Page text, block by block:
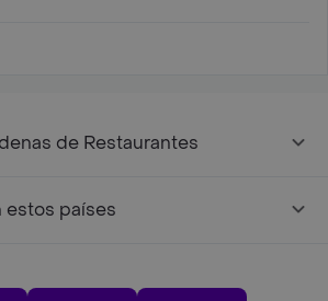
de Restaurantes
estos países